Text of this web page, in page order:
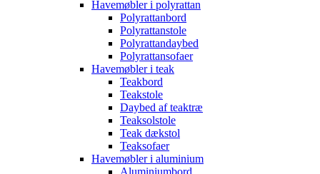
Havemøbler i polyrattan
Polyrattanbord
Polyrattanstole
Polyrattandaybed
Polyrattansofaer
Havemøbler i teak
Teakbord
Teakstole
Daybed af teaktræ
Teaksolstole
Teak dækstol
Teaksofaer
Havemøbler i aluminium